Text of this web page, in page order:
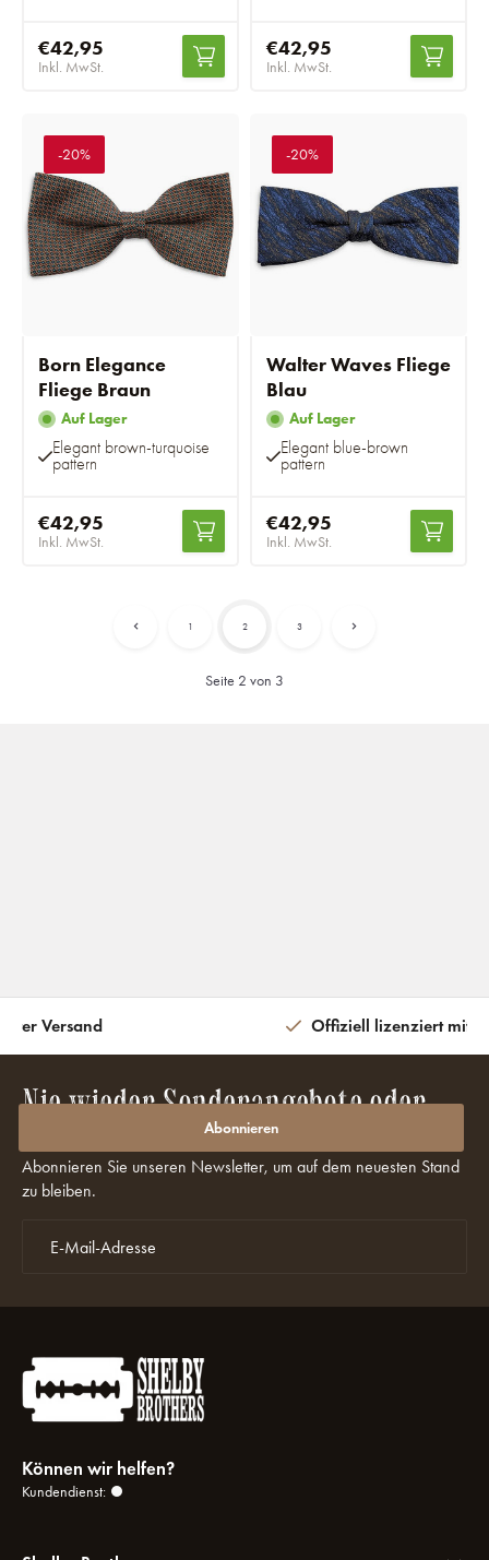
€42,95
Inkl. MwSt.
€42,95
Inkl. MwSt.
-20%
Born Elegance
Fliege Braun
Auf Lager
Elegant brown-turquoise
pattern
€42,95
Inkl. MwSt.
-20%
Walter Waves Fliege
Blau
Auf Lager
Elegant blue-brown
pattern
€42,95
Inkl. MwSt.
Seite 2 von 3
1 2 3
Versand Offiziell lizenziert mit
Nie wieder Sonderangebote oder
Rabatte verpassen?
Abonnieren Sie unseren Newsletter, um auf dem neuesten Stand
zu bleiben.
Abonnieren
Können wir helfen?
Kundendienst: